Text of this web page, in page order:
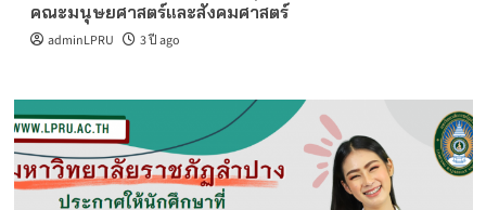
คณะมนุษยศาสตร์และสังคมศาสตร์
adminLPRU 3 ปี ago